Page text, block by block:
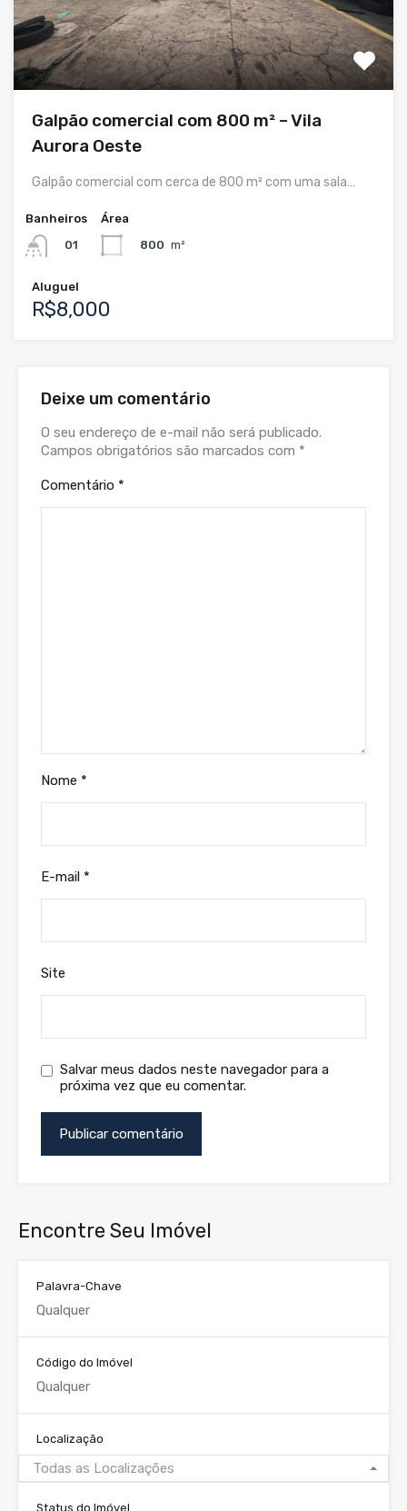
Galpão comercial com 800 m² – Vila
Aurora Oeste
Galpão comercial com cerca de 800 m² com uma sala…
Banheiros
01
Área
800 m²
Aluguel
R$8,000
Deixe um comentário
O seu endereço de e-mail não será publicado.
Campos obrigatórios são marcados com *
Comentário *
Nome *
E-mail *
Site
Salvar meus dados neste navegador para a
próxima vez que eu comentar.
Encontre Seu Imóvel
Palavra-Chave
Código do Imóvel
Localização
Todas as Localizações
Status do Imóvel